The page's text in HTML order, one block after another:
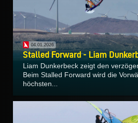
04.01.2026
Stalled Forward - Liam
Liam Dunkerbeck zeigt den
Beim Stalled Forward wird die
höchsten...